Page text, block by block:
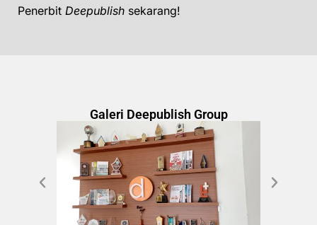
Penerbit Deepublish sekarang!
Galeri Deepublish Group